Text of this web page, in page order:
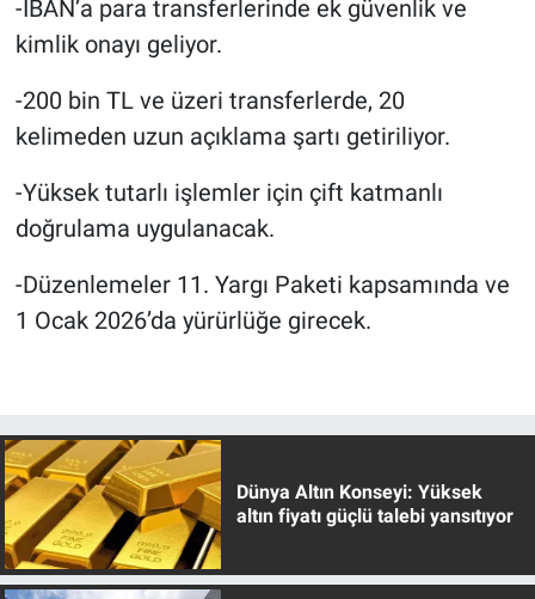
-IBAN’a para transferlerinde ek güvenlik ve
kimlik onayı geliyor.
-200 bin TL ve üzeri transferlerde, 20
kelimeden uzun açıklama şartı getiriliyor.
-Yüksek tutarlı işlemler için çift katmanlı
doğrulama uygulanacak.
-Düzenlemeler 11. Yargı Paketi kapsamında ve
1 Ocak 2026’da yürürlüğe girecek.
Dünya Altın Konseyi: Yüksek
altın fiyatı güçlü talebi yansıtıyor